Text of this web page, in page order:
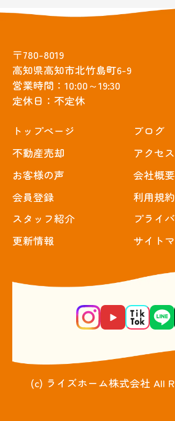
〒780-8019
高知県高知市北竹島町6-9
営業時間：10:00～19:30
定休日：不定休
トップぺージ
不動産売却
お客様の声
会員登録
スタッフ紹介
更新情報
ブログ
アクセ
会社概要
利用規約
プライ
サイト
(c) ライズホーム株式会社 All